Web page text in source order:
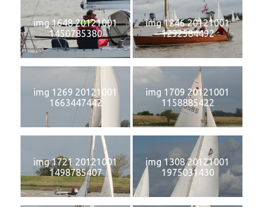
img 1648 20121001
1450785380
img 1246 20121001
1292584492
img 1269 20121001
1663447442
img 1709 20121001
1158885422
img 1721 20121001
1498785407
img 1308 20121001
1975031430